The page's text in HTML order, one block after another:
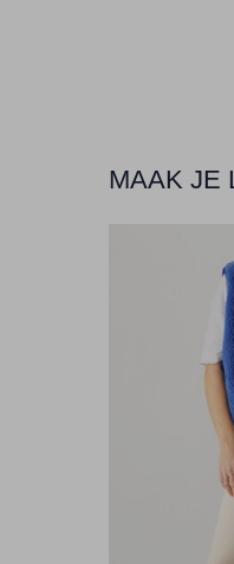
MAAK JE